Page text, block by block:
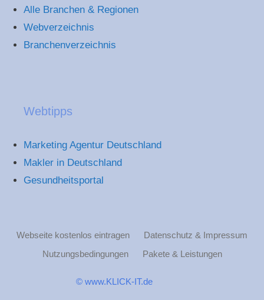
Alle Branchen & Regionen
Webverzeichnis
Branchenverzeichnis
Webtipps
Marketing Agentur Deutschland
Makler in Deutschland
Gesundheitsportal
Webseite kostenlos eintragen
Datenschutz & Impressum
Nutzungsbedingungen
Pakete & Leistungen
© www.KLICK-IT.de